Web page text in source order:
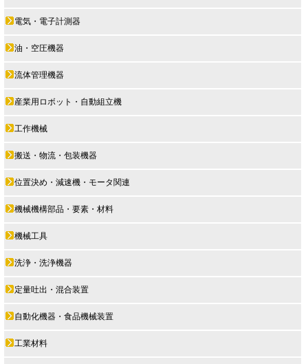
電気・電子計測器
油・空圧機器
流体管理機器
産業用ロボット・自動組立機
工作機械
搬送・物流・包装機器
位置決め・減速機・モータ関連
機械機構部品・要素・材料
機械工具
洗浄・洗浄機器
定量吐出・混合装置
自動化機器・食品機械装置
工業材料